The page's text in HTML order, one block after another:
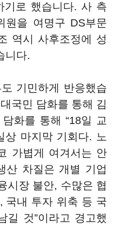
기로 했습니다. 사 측
원을 여명구 DS부문
역시 사후조정에 성
니다.
기민하게 반응했습
국민 담화를 통해 김
화를 통해 “18일 교
상 마지막 기회다. 노
가볍게 여겨서는 안
산 차질은 개별 기업
시장 불안, 수많은 협
국내 투자 위축 등 국
길 것”이라고 경고했